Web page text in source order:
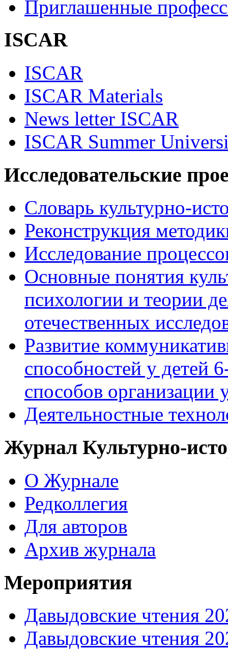
Приглашенные
ISCAR
ISCAR
ISCAR Materials
News letter ISCAR
ISCAR Summer
Исследовательские
Словарь культурно-
Реконструкция
Исследование
Основные понятия
психологии и теории
отечественных
Развитие
способностей у детей
способов организации
Деятельностные
Журнал Культурно-
О Журнале
Редколлегия
Для авторов
Архив журнала
Мероприятия
Давыдовские чтения
Давыдовские чтения